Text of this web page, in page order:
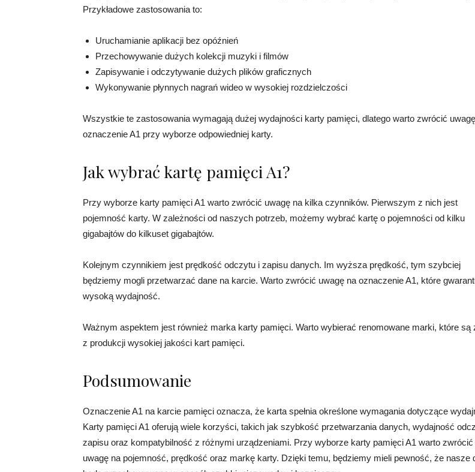
Przykładowe zastosowania to:
Uruchamianie aplikacji bez opóźnień
Przechowywanie dużych kolekcji muzyki i filmów
Zapisywanie i odczytywanie dużych plików graficznych
Wykonywanie płynnych nagrań wideo w wysokiej rozdzielczości
Wszystkie te zastosowania wymagają dużej wydajności karty pamięci, dlatego warto zwrócić
oznaczenie A1 przy wyborze odpowiedniej karty.
Jak wybrać kartę pamięci A1?
Przy wyborze karty pamięci A1 warto zwrócić uwagę na kilka czynników. Pierwszym z nich jest
pojemność karty. W zależności od naszych potrzeb, możemy wybrać kartę o pojemności od kilku
gigabajtów do kilkuset gigabajtów.
Kolejnym czynnikiem jest prędkość odczytu i zapisu danych. Im wyższa prędkość, tym szybciej
będziemy mogli przetwarzać dane na karcie. Warto zwrócić uwagę na oznaczenie A1, które
wysoką wydajność.
Ważnym aspektem jest również marka karty pamięci. Warto wybierać renomowane marki, które są
z produkcji wysokiej jakości kart pamięci.
Podsumowanie
Oznaczenie A1 na karcie pamięci oznacza, że karta spełnia określone wymagania dotyczące
Karty pamięci A1 oferują wiele korzyści, takich jak szybkość przetwarzania danych, wydajność
zapisu oraz kompatybilność z różnymi urządzeniami. Przy wyborze karty pamięci A1 warto zwrócić
uwagę na pojemność, prędkość oraz markę karty. Dzięki temu, będziemy mieli pewność, że nasze